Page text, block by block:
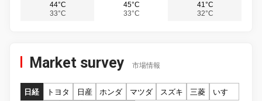
44°C
33°C
45°C
33°C
41°C
32°C
Market survey 市場情報
日経 トヨタ 日産 ホンダ マツダ スズキ 三菱
いすゞ